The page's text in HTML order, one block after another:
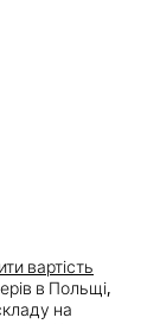
вартість
в Польщі,
на